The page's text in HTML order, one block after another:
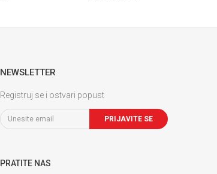
NEWSLETTER
Registruj se i ostvari popust
PRIJAVITE SE
PRATITE NAS